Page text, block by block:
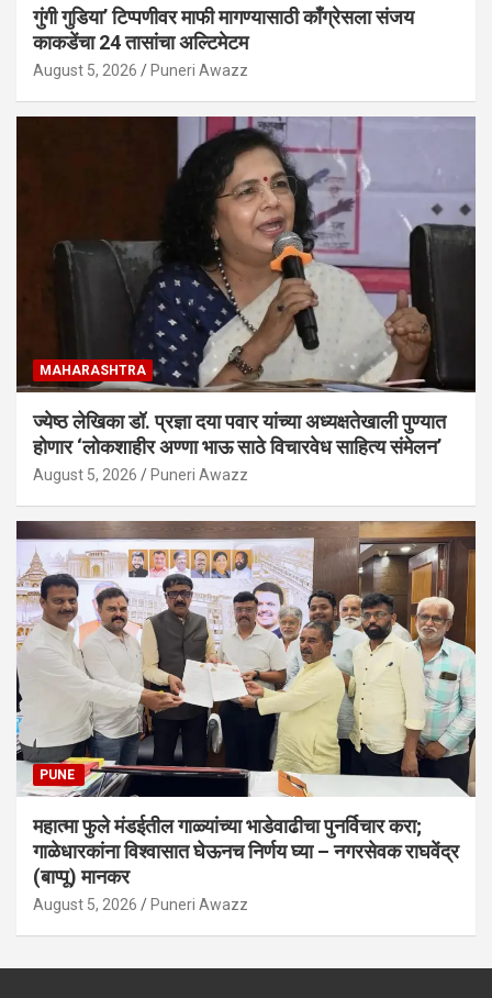
गुंगी गुडिया’ टिप्पणीवर माफी मागण्यासाठी काँग्रेसला संजय
काकडेंचा 24 तासांचा अल्टिमेटम
August 5, 2026 Puneri Awazz
MAHARASHTRA
ज्येष्ठ लेखिका डॉ. प्रज्ञा दया पवार यांच्या अध्यक्षतेखाली पुण्यात
होणार ‘लोकशाहीर अण्णा भाऊ साठे विचारवेध साहित्य संमेलन’
August 5, 2026 Puneri Awazz
PUNE
महात्मा फुले मंडईतील गाळ्यांच्या भाडेवाढीचा पुनर्विचार करा;
गाळेधारकांना विश्वासात घेऊनच निर्णय घ्या – नगरसेवक राघवेंद्र
(बाप्पू) मानकर
August 5, 2026 Puneri Awazz